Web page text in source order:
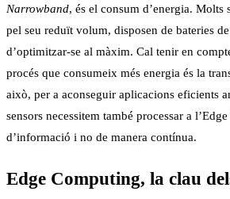
Narrowband, és el consum d’energia. Molts
pel seu reduït volum, disposen de bateries
d’optimitzar-se al màxim. Cal tenir en
procés que consumeix més energia és la
això, per a aconseguir aplicacions eficients
sensors necessitem també processar a
d’informació i no de manera contínua.
Edge Computing, la clau